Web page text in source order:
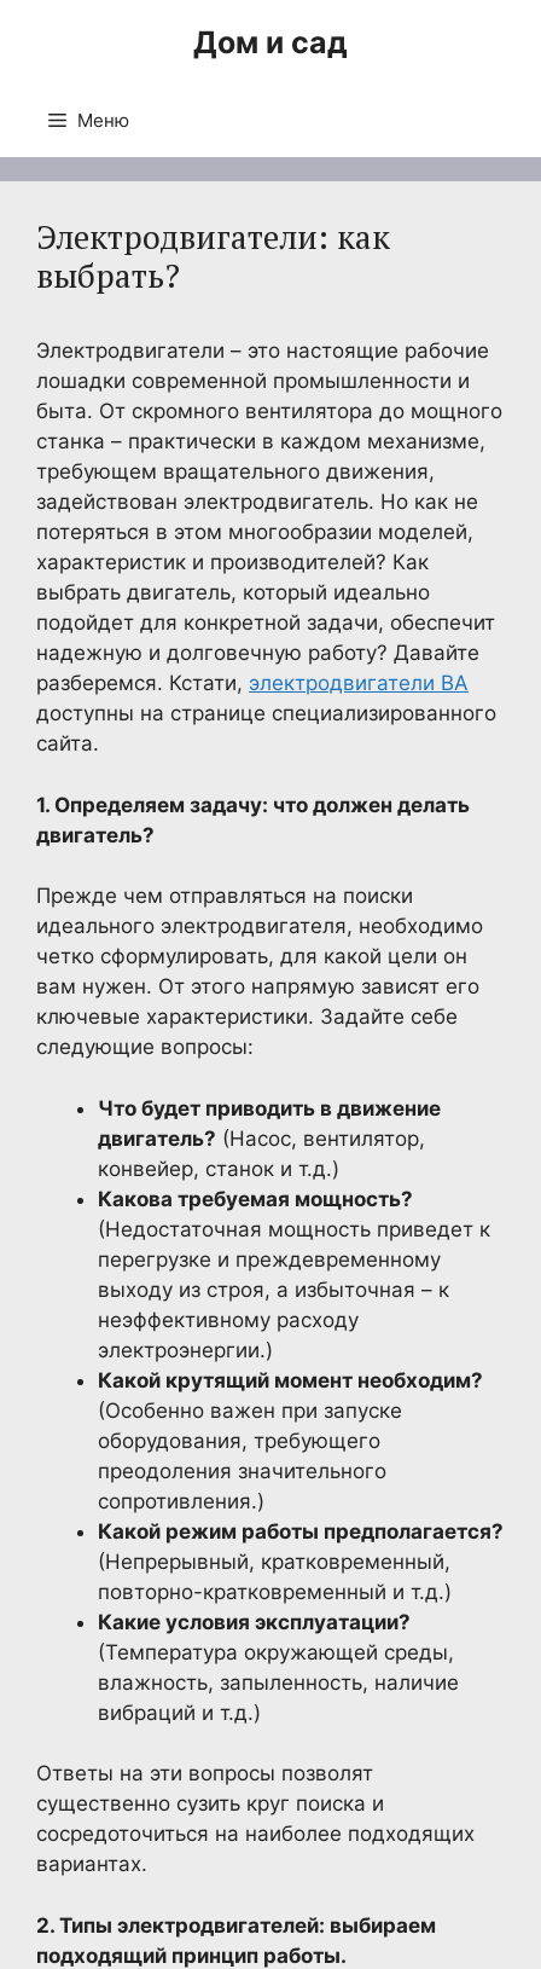
Дом и сад
Меню
Электродвигатели: как
выбрать?
Электродвигатели – это настоящие рабочие
лошадки современной промышленности и
быта. От скромного вентилятора до мощного
станка – практически в каждом механизме,
требующем вращательного движения,
задействован электродвигатель. Но как не
потеряться в этом многообразии моделей,
характеристик и производителей? Как
выбрать двигатель, который идеально
подойдет для конкретной задачи, обеспечит
надежную и долговечную работу? Давайте
разберемся. Кстати, электродвигатели ВА
доступны на странице специализированного
сайта.
1. Определяем задачу: что должен делать
двигатель?
Прежде чем отправляться на поиски
идеального электродвигателя, необходимо
четко сформулировать, для какой цели он
вам нужен. От этого напрямую зависят его
ключевые характеристики. Задайте себе
следующие вопросы:
Что будет приводить в движение
двигатель? (Насос, вентилятор,
конвейер, станок и т.д.)
Какова требуемая мощность?
(Недостаточная мощность приведет к
перегрузке и преждевременному
выходу из строя, а избыточная – к
неэффективному расходу
электроэнергии.)
Какой крутящий момент необходим?
(Особенно важен при запуске
оборудования, требующего
преодоления значительного
сопротивления.)
Какой режим работы предполагается?
(Непрерывный, кратковременный,
повторно-кратковременный и т.д.)
Какие условия эксплуатации?
(Температура окружающей среды,
влажность, запыленность, наличие
вибраций и т.д.)
Ответы на эти вопросы позволят
существенно сузить круг поиска и
сосредоточиться на наиболее подходящих
вариантах.
2. Типы электродвигателей: выбираем
подходящий принцип работы.